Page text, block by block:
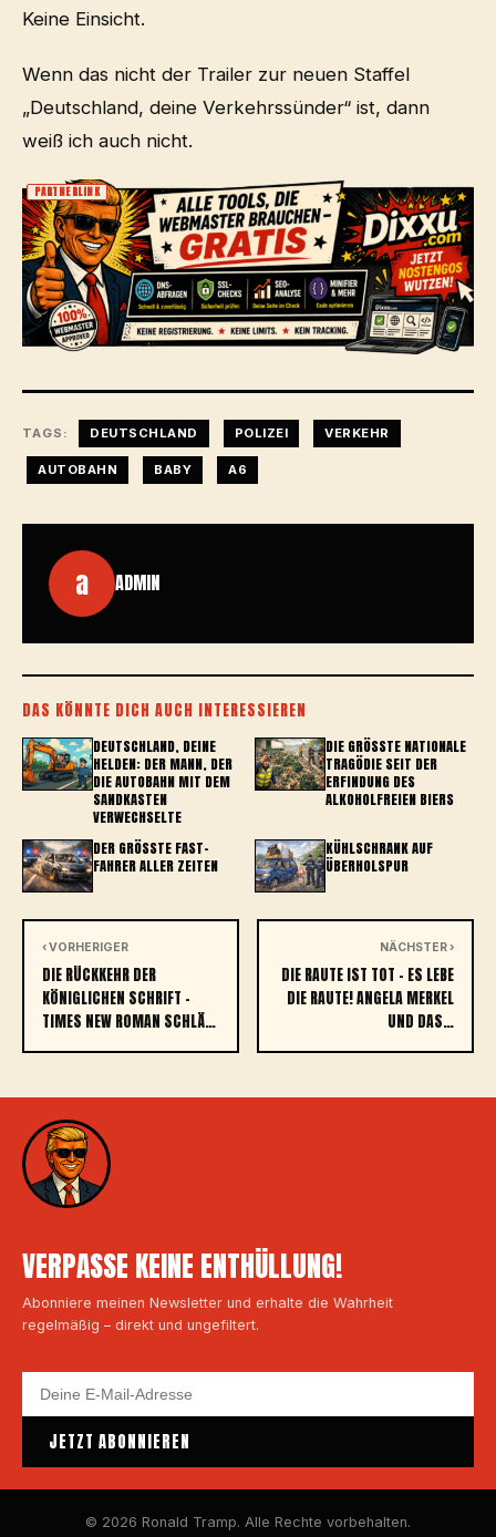
Keine Einsicht.
Wenn das nicht der Trailer zur neuen Staffel
„Deutschland, deine Verkehrssünder“ ist, dann
weiß ich auch nicht.
PARTNERLINK
TAGS: DEUTSCHLAND POLIZEI VERKEHR
AUTOBAHN BABY A6
a ADMIN
DAS KÖNNTE DICH AUCH INTERESSIEREN
DEUTSCHLAND, DEINE
HELDEN: DER MANN, DER
DIE AUTOBAHN MIT DEM
SANDKASTEN
VERWECHSELTE
DIE GRÖSSTE NATIONALE T
RAGÖDIE SEIT DER E
RFINDUNG DES A
LKOHOLFREIEN BIERS
DER GRÖSSTE FAST-F
AHRER ALLER ZEITEN
KÜHLSCHRANK AUF
ÜBERHOLSPUR
‹ VORHERIGER
DIE RÜCKKEHR DER
KÖNIGLICHEN SCHRIFT –
TIMES NEW ROMAN SCHLÄ…
NÄCHSTER ›
DIE RAUTE IST TOT – ES LEBE
DIE RAUTE! ANGELA MERKEL
UND DAS…
VERPASSE KEINE ENTHÜLLUNG!
Abonniere meinen Newsletter und erhalte die Wahrheit
regelmäßig – direkt und ungefiltert.
JETZT ABONNIEREN
© 2026 Ronald Tramp. Alle Rechte vorbehalten.